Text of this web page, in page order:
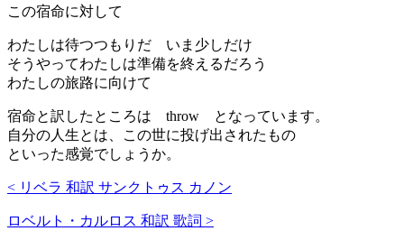
この宿命に対して
わたしは待つつもりだ いま少しだけ
そうやってわたしは準備を終えるだろう
わたしの旅路に向けて
宿命と訳したところは throw となっています。
自分の人生とは、この世に投げ出されたもの
といった感覚でしょうか。
< リベラ 和訳 サンクトゥス カノン
ロベルト・カルロス 和訳 歌詞 >